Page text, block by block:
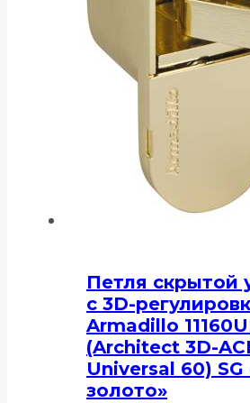
Петля скрытой
с 3D-
Armadillo
(Architect 3D-
Universal 60)
золото»